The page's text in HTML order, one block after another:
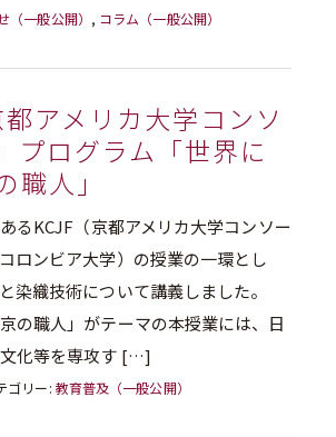
（一般公開） , コラム（一般公開）
アメリカ大学コンソ
プログラム「世界に
職人」
るKCJF（京都アメリカ大学コンソー
ロンビア大学）の授業の一環とし
染織技術について講義しました。
の職人」がテーマの本授業には、日
化等を専攻す […]
ゴリー: 教育普及（一般公開）